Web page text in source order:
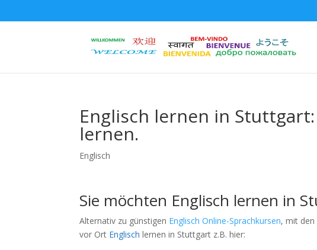
Englisch lernen in
lernen.
Englisch
Sie möchten Englisch lernen in
Alternativ zu günstigen Englisch Online-Sprachkursen, mit den
vor Ort Englisch lernen in Stuttgart z.B. hier: